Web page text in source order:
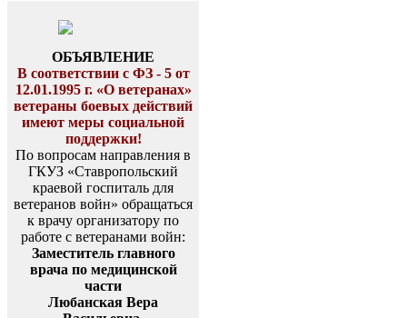
ОБЪЯВЛЕНИЕ
В соответствии с ФЗ - 5 от
12.01.1995 г. «О ветеранах»
ветераны боевых действий
имеют меры социальной
поддержки!
По вопросам направления в
ГКУЗ «Ставропольский
краевой госпиталь для
ветеранов войн» обращаться
к врачу организатору по
работе с ветеранами войн:
Заместитель главного
врача по медицинской
части
Любанская Вера